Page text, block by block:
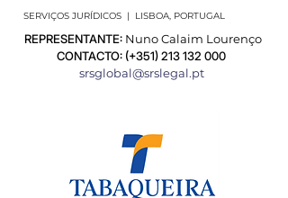
SERVIÇOS JURÍDICOS | LISBOA, PORTUGAL
REPRESENTANTE: Nuno Calaim Lourenço
CONTACTO: (+351)213 132 000
srsglobal@srslegal.pt